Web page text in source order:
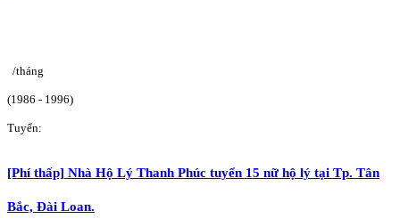
/tháng
(1986 - 1996)
Tuyển:
[Phí thấp] Nhà Hộ Lý Thanh Phúc tuyển 15 nữ hộ lý tại Tp. Tân
Bắc, Đài Loan.